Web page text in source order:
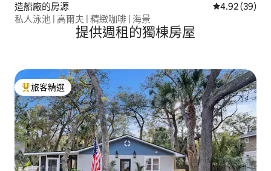
造船廠的房源 從 39 則評價
4.92 (39)
私人泳池 | 高爾夫 | 精緻咖啡 | 海景
提供週租的獨棟房屋
旅客精選榜首
旅客精選